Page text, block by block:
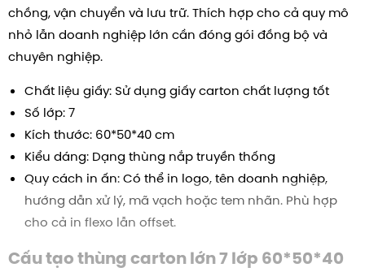
chồng, vận chuyển và lưu trữ. Thích hợp cho cả quy mô
nhỏ lẫn doanh nghiệp lớn cần đóng gói đồng bộ và
chuyên nghiệp.
Chất liệu giấy: Sử dụng giấy carton chất lượng tốt
Số lớp: 7
Kích thước: 60*50*40cm
Kiểu dáng: Dạng thùng nắp truyền thống
Quy cách in ấn: Có thể in logo, tên doanh nghiệp,
hướng dẫn xử lý, mã vạch hoặc tem nhãn. Phù hợp
cho cả in flexo lẫn offset.
Cấu tạothùng carton lớn 7 lớp 60*50*40